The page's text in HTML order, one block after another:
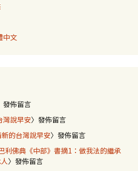
中文
發佈留言
灣說早安〉發佈留言
的台灣說早安〉發佈留言
利佛典《中部》書摘1：做我法的繼承
〉發佈留言